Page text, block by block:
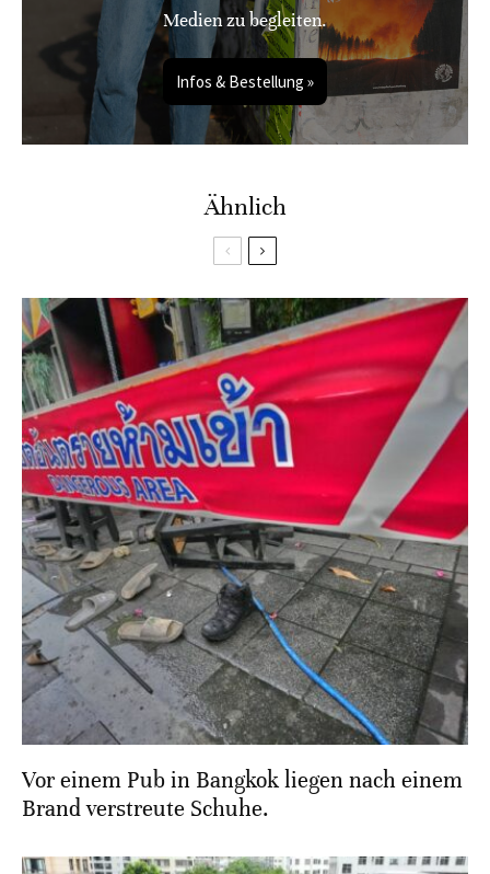
Medien zu begleiten.
Infos & Bestellung »
Ähnlich
Vor einem Pub in Bangkok liegen nach einem
Brand verstreute Schuhe.